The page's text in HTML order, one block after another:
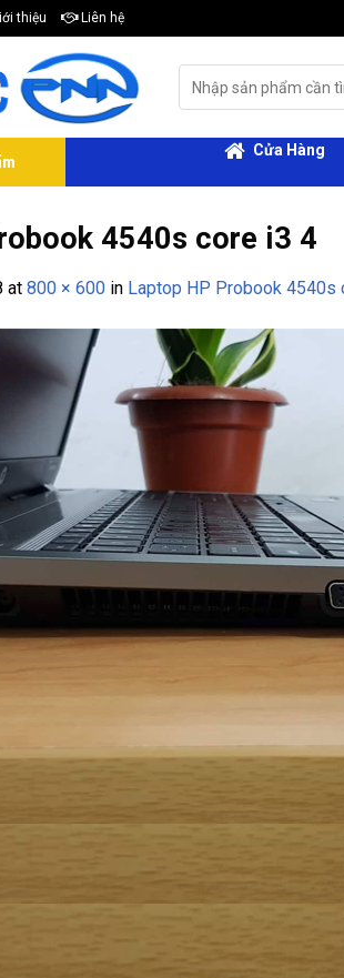
thiệu Liên hệ
for:
Cửa Hàng
4540s core i3 4
at 800 × 600 in Laptop HP Probook 4540s